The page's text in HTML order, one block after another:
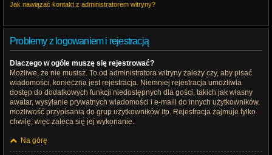
Jak nawiązać kontakt z administratorem witryny?
Problemy z logowaniem i rejestracją
Dlaczego w ogóle muszę się rejestrować?
Możliwe, że nie musisz. To od administratora witryny zależy czy, aby pisać
wiadomości, konieczna jest rejestracja. Niemniej rejestracja umożliwia
dostęp do dodatkowych funkcji niedostępnych dla gości, takich jak własny
awatar, wysyłanie prywatnych wiadomości i e-maili do innych użytkowników,
możliwość przypisania do grup użytkowników itp. Rejestracja zajmuje tylko
chwilę, więc zaleca się jej wykonanie.
Na górę